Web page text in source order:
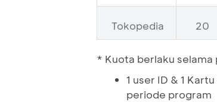
Tokopedia 20
* Kuota berlaku
1 user ID & 1
periode program